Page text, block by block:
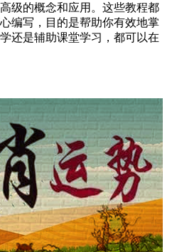
级的概念和应用。这些教程都
编写，目的是帮助你有效地掌
还是辅助课堂学习，都可以在